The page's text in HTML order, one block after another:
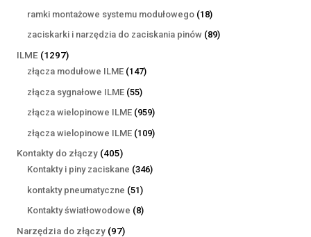
produktów
ramki montażowe systemu modułowego 1818
produktów
zaciskarki i narzędzia do zaciskania pinów 8989
ILME 12971297
produktów
złącza modułowe ILME 147147
złącza sygnałowe ILME 5555
produktów
złącza wielopinowe ILME 959959
produktów
złącza wielopinowe ILME 109109
Kontakty do złączy 405405
produktów
Kontakty i piny zaciskane 346346
kontakty pneumatyczne 5151
produktów
Kontakty światłowodowe 88
Narzędzia do złączy 9797